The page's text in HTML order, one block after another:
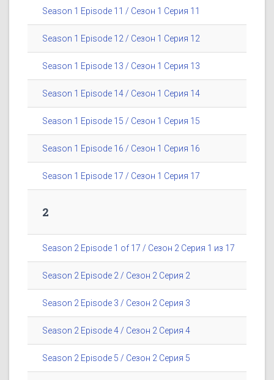
Season 1 Episode 11 / Сезон 1 Серия 11
Season 1 Episode 12 / Сезон 1 Серия 12
Season 1 Episode 13 / Сезон 1 Серия 13
Season 1 Episode 14 / Сезон 1 Серия 14
Season 1 Episode 15 / Сезон 1 Серия 15
Season 1 Episode 16 / Сезон 1 Серия 16
Season 1 Episode 17 / Сезон 1 Серия 17
2
Season 2 Episode 1 of 17 / Сезон 2 Серия 1 из 17
Season 2 Episode 2 / Сезон 2 Серия 2
Season 2 Episode 3 / Сезон 2 Серия 3
Season 2 Episode 4 / Сезон 2 Серия 4
Season 2 Episode 5 / Сезон 2 Серия 5